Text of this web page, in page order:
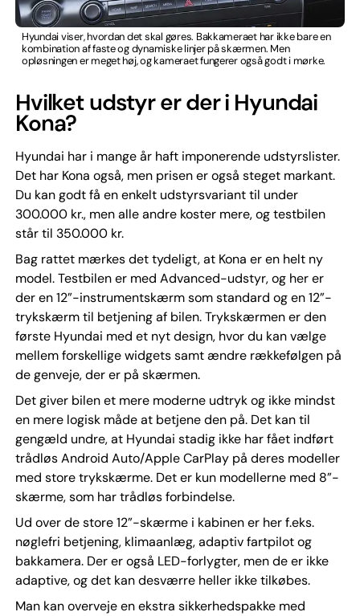
Hyundai viser, hvordan det skal gøres. Bakkameraet har ikke bare en
kombination af faste og dynamiske linjer på skærmen. Men
opløsningen er meget høj, og kameraet fungerer også godt i mørke.
Hvilket udstyr er der i Hyundai
Kona?
Hyundai har i mange år haft imponerende udstyrslister.
Det har Kona også, men prisen er også steget markant.
Du kan godt få en enkelt udstyrsvariant til under
300.000 kr., men alle andre koster mere, og testbilen
står til 350.000 kr.
Bag rattet mærkes det tydeligt, at Kona er en helt ny
model. Testbilen er med Advanced-udstyr, og her er
der en 12”-instrumentskærm som standard og en 12”-
trykskærm til betjening af bilen. Trykskærmen er den
første Hyundai med et nyt design, hvor du kan vælge
mellem forskellige widgets samt ændre rækkefølgen på
de genveje, der er på skærmen.
Det giver bilen et mere moderne udtryk og ikke mindst
en mere logisk måde at betjene den på. Det kan til
gengæld undre, at Hyundai stadig ikke har fået indført
trådløs Android Auto/Apple CarPlay på deres modeller
med store trykskærme. Det er kun modellerne med 8”-
skærme, som har trådløs forbindelse.
Ud over de store 12”-skærme i kabinen er her f.eks.
nøglefri betjening, klimaanlæg, adaptiv fartpilot og
bakkamera. Der er også LED-forlygter, men de er ikke
adaptive, og det kan desværre heller ikke tilkøbes.
Man kan overveje en ekstra sikkerhedspakke med